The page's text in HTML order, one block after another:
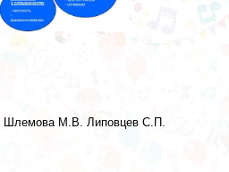
Шлемова М.В. Липовцев С.П.